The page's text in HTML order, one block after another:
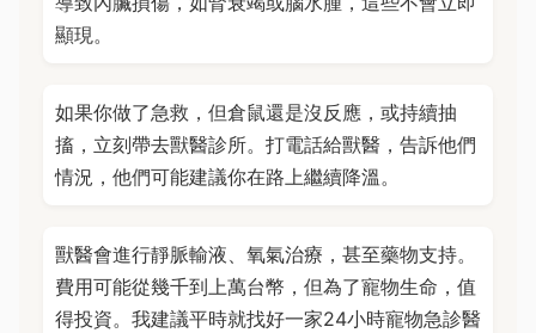
顯現。
如果你做了急救，但倉鼠還是沒反應，或持續抽
搐，立刻帶去獸醫診所。打電話給獸醫，告訴他們
情況，他們可能建議你在路上繼續降溫。
獸醫會進行靜脈輸液、氧氣治療，甚至藥物支持。
費用可能從幾千到上萬台幣，但為了寵物生命，值
得投資。我建議平時就找好一家24小時寵物急診醫